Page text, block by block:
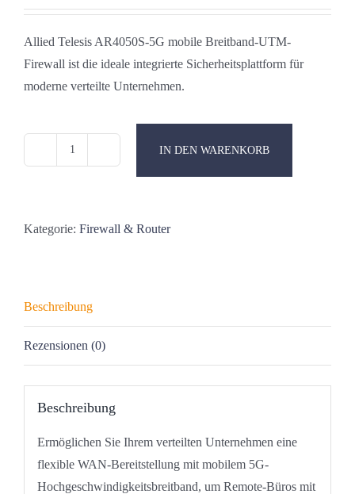
Allied Telesis AR4050S-5G mobile Breitband-UTM-
Firewall ist die ideale integrierte Sicherheitsplattform für
moderne verteilte Unternehmen.
AR4050S-
Menge
IN DEN WARENKORB
Kategorie: Firewall & Router
Beschreibung
Rezensionen (0)
Beschreibung
Ermöglichen Sie Ihrem verteilten Unternehmen eine
flexible WAN-Bereitstellung mit mobilem 5G-
Hochgeschwindigkeitsbreitband, um Remote-Büros mit